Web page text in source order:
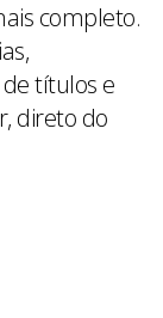
completo.
títulos e
direto do